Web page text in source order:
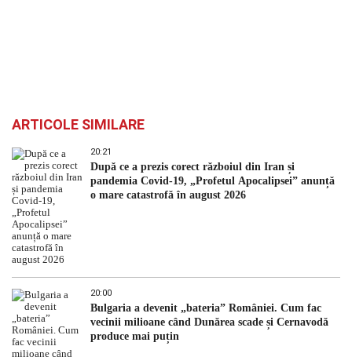
ARTICOLE SIMILARE
20:21
După ce a prezis corect războiul din Iran și
pandemia Covid-19, „Profetul Apocalipsei” anunță
o mare catastrofă în august 2026
20:00
Bulgaria a devenit „bateria” României. Cum fac
vecinii milioane când Dunărea scade și Cernavodă
produce mai puțin